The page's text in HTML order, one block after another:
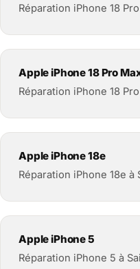
Réparation iPhone 18
Apple iPhone 18 Pro
Réparation iPhone 18
Apple iPhone 18e
Réparation iPhone 18e
Apple iPhone 5
Réparation iPhone 5 à